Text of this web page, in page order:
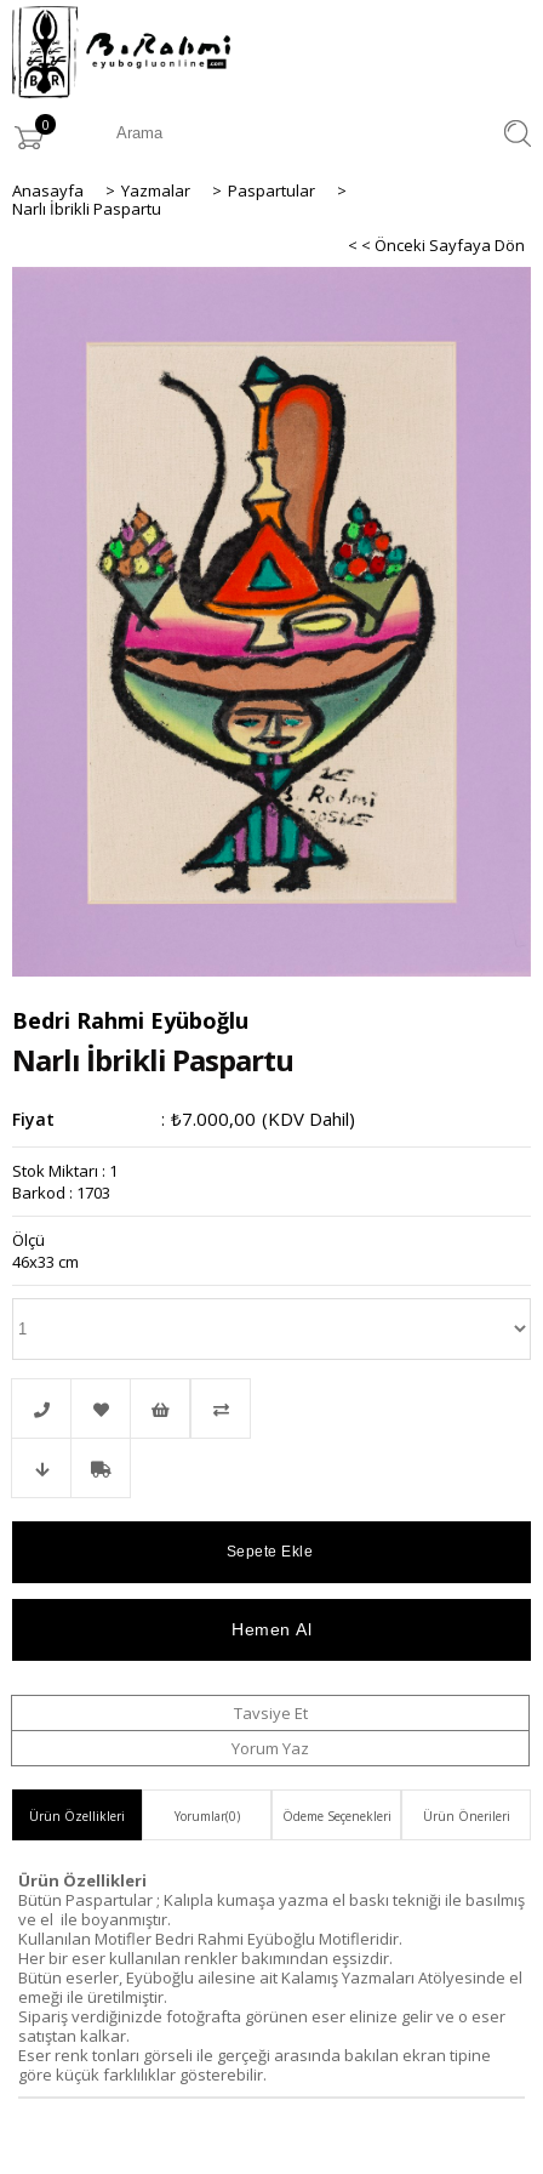
0
Anasayfa > Yazmalar > Paspartular
>
Narlı İbrikli Paspartu
< < Önceki Sayfaya Dön
Bedri Rahmi Eyüboğlu
Narlı İbrikli Paspartu
Fiyat : ₺7.000,00 (KDV Dahil)
Stok Miktarı : 1
Barkod : 1703
Ölçü
46x33 cm
Telefonla Favorilere
Tavsiye Et
Yorum Yaz
Ürün Özellikleri Yorumlar(0) Ödeme Seçenekleri Ürün Önerileri
Ürün Özellikleri
Bütün Paspartular ; Kalıpla kumaşa yazma el baskı tekniği ile basılmış
ve el ile boyanmıştır.
Kullanılan Motifler Bedri Rahmi Eyüboğlu Motifleridir.
Her bir eser kullanılan renkler bakımından eşsizdir.
Bütün eserler, Eyüboğlu ailesine ait Kalamış Yazmaları Atölyesinde el
emeği ile üretilmiştir.
Sipariş verdiğinizde fotoğrafta görünen eser elinize gelir ve o eser
satıştan kalkar.
Eser renk tonları görseli ile gerçeği arasında bakılan ekran tipine
göre küçük farklılıklar gösterebilir.